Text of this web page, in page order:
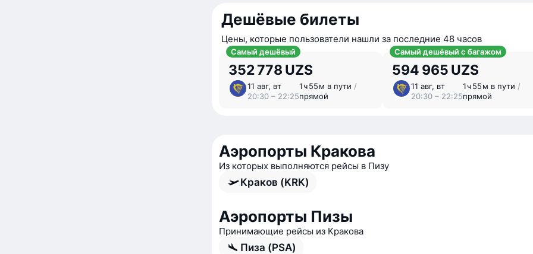
Дешёвые билеты
Цены, которые пользователи нашли за последние 48 часов
Самый дешёвый
352 778 UZS
11 авг, вт
20:30 – 22:25
1 ⁠ч 55 ⁠м в пути /
прямой
Самый дешёвый с багажом
594 965 UZS
11 авг, вт
20:30 – 22:25
1 ⁠ч 55 ⁠м в пути /
прямой
Аэропорты Кракова
Из которых выполняются рейсы в Пизу
Краков (KRK)
Аэропорты Пизы
Принимающие рейсы из Кракова
Пиза (PSA)